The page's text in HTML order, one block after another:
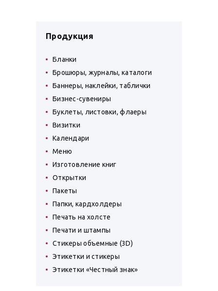
Продукция
Бланки
Брошюры, журналы, каталоги
Баннеры, наклейки, таблички
Бизнес-сувениры
Буклеты, листовки, флаеры
Визитки
Календари
Меню
Изготовление книг
Открытки
Пакеты
Папки, кардхолдеры
Печать на холсте
Печати и штампы
Стикеры объемные (3D)
Этикетки и стикеры
Этикетки «Честный знак»